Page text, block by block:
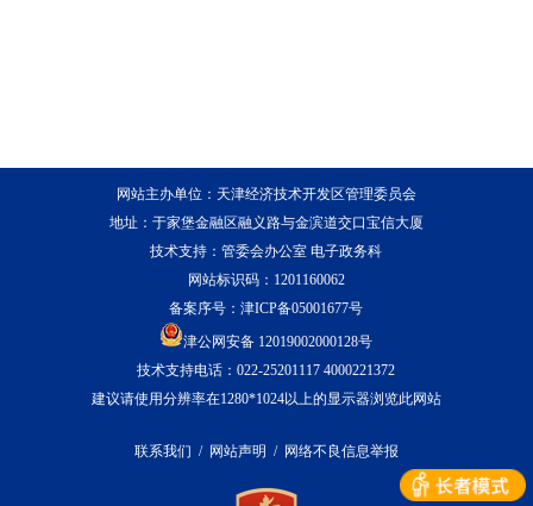
网站主办单位：天津经济技术开发区管理委员会
地址：于家堡金融区融义路与金滨道交口宝信大厦
技术支持：管委会办公室 电子政务科
网站标识码：1201160062
备案序号：津ICP备05001677号
津公网安备 12019002000128号
技术支持电话：022-25201117 4000221372
建议请使用分辨率在1280*1024以上的显示器浏览此网站
联系我们 / 网站声明 / 网络不良信息举报